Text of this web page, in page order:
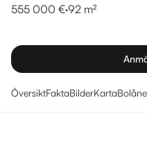
555 000 €·92 m²
ÖversiktFaktaBilderKarta